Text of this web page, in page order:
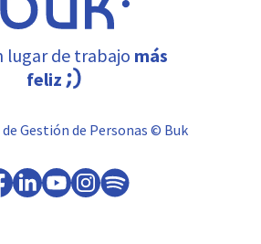
lugar de trabajo más
feliz
Gestión de Personas © Buk